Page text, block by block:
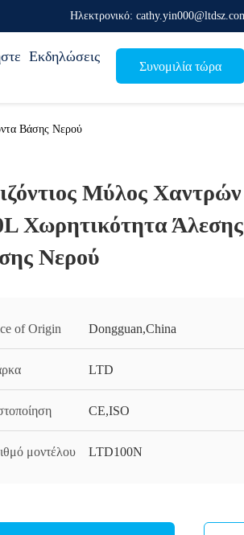
Ηλεκτρονικό:
Εκδηλώσεις
Συνομιλία τώρα
Βάσης Νερού
Μύλος
Χωρητικότητα
Νερού
of Origin Dongguan,China
LTD
CE,ISO
μοντέλου LTD100N